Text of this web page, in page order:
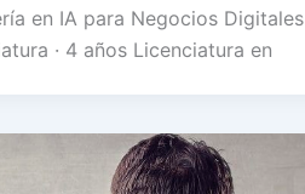
en IA para Negocios Digitales
· 4 años Licenciatura en